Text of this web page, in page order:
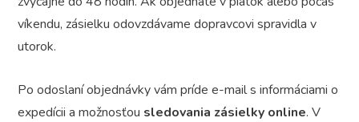
víkendu, zásielku odovzdávame dopravcovi spravidla v
utorok.
Po odoslaní objednávky vám príde e-mail s informáciami o
expedícii a možnosťou sledovania zásielky online. V